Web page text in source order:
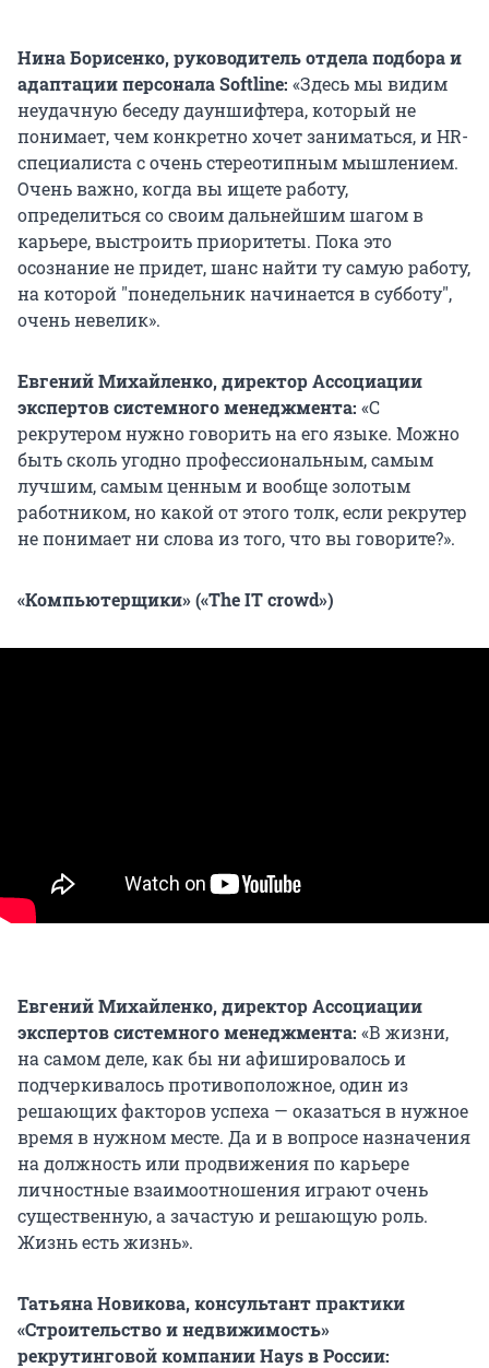
Нина Борисенко, руководитель отдела подбора и
адаптации персонала Softline: «Здесь мы видим
неудачную беседу дауншифтера, который не
понимает, чем конкретно хочет заниматься, и HR-
специалиста с очень стереотипным мышлением.
Очень важно, когда вы ищете работу,
определиться со своим дальнейшим шагом в
карьере, выстроить приоритеты. Пока это
осознание не придет, шанс найти ту самую работу,
на которой "понедельник начинается в субботу",
очень невелик».
Евгений Михайленко, директор Ассоциации
экспертов системного менеджмента: «С
рекрутером нужно говорить на его языке. Можно
быть сколь угодно профессиональным, самым
лучшим, самым ценным и вообще золотым
работником, но какой от этого толк, если рекрутер
не понимает ни слова из того, что вы говорите?».
«Компьютерщики» («The IT crowd»)
Евгений Михайленко, директор Ассоциации
экспертов системного менеджмента: «В жизни,
на самом деле, как бы ни афишировалось и
подчеркивалось противоположное, один из
решающих факторов успеха — оказаться в нужное
время в нужном месте. Да и в вопросе назначения
на должность или продвижения по карьере
личностные взаимоотношения играют очень
существенную, а зачастую и решающую роль.
Жизнь есть жизнь».
Татьяна Новикова, консультант практики
«Строительство и недвижимость»
рекрутинговой компании Hays в России: